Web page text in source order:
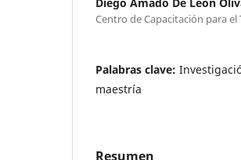
Centro de Capacitación para
Palabras clave:
maestría
Resumen